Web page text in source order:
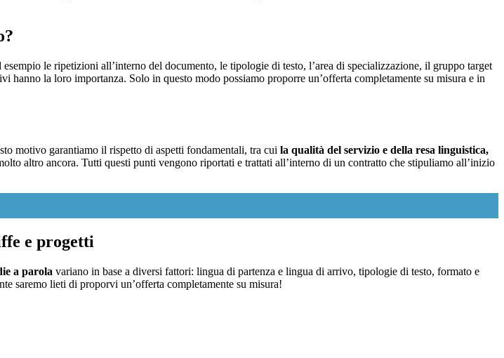
le ripetizioni all’interno del documento, le tipologie di testo, l’area di specializzazione, il gruppo target
la loro importanza. Solo in questo modo possiamo proporre un’offerta completamente su misura e in
motivo garantiamo il rispetto di aspetti fondamentali, tra cui la qualità del servizio e della resa linguistica,
altro ancora. Tutti questi punti vengono riportati e trattati all’interno di un contratto che stipuliamo all’inizio
e progetti
a parola variano in base a diversi fattori: lingua di partenza e lingua di arrivo, tipologie di testo, formato e
saremo lieti di proporvi un’offerta completamente su misura!